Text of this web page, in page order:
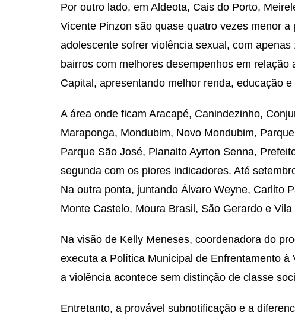
Por outro lado, em Aldeota, Cais do Porto,
Vicente Pinzon são quase quatro vezes menor
adolescente sofrer violência sexual, com
bairros com melhores desempenhos em
Capital, apresentando melhor renda, educação
A área onde ficam Aracapé, Canindezinho,
Maraponga, Mondubim, Novo Mondubim,
Parque São José, Planalto Ayrton Senna,
segunda com os piores indicadores. Até
Na outra ponta, juntando Álvaro Weyne, Carlito
Monte Castelo, Moura Brasil, São Gerardo e
Na visão de Kelly Meneses, coordenadora do
executa a Política Municipal de Enfrentamento
a violência acontece sem distinção de classe
Entretanto, a provável subnotificação e a